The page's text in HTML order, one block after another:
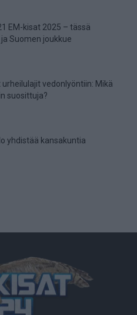
EM-kisat 2025 – tässä
Suomen joukkue
vedonlyöntiin: Mikä
suosittuja?
yhdistää kansakuntia